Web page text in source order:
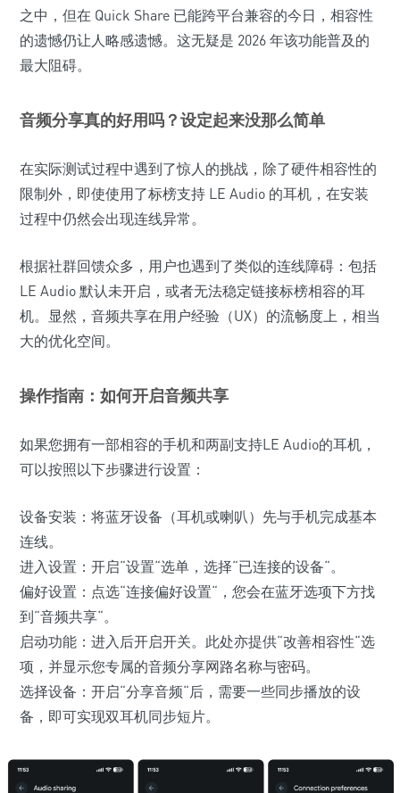
之中，但在 Quick Share 已能跨平台兼容的今日，相容性
的遗憾仍让人略感遗憾。这无疑是 2026 年该功能普及的
最大阻碍。
音频分享真的好用吗？设定起来没那么简单
在实际测试过程中遇到了惊人的挑战，除了硬件相容性的
限制外，即使使用了标榜支持 LE Audio 的耳机，在安装
过程中仍然会出现连线异常。
根据社群回馈众多，用户也遇到了类似的连线障碍：包括
LE Audio 默认未开启，或者无法稳定链接标榜相容的耳
机。显然，音频共享在用户经验（UX）的流畅度上，相当
大的优化空间。
操作指南：如何开启音频共享
如果您拥有一部相容的手机和两副支持LE Audio的耳机，
可以按照以下步骤进行设置：
设备安装：将蓝牙设备（耳机或喇叭）先与手机完成基本
连线。
进入设置：开启“设置“选单，选择“已连接的设备“。
偏好设置：点选“连接偏好设置“，您会在蓝牙选项下方找
到“音频共享“。
启动功能：进入后开启开关。此处亦提供“改善相容性“选
项，并显示您专属的音频分享网路名称与密码。
选择设备：开启“分享音频“后，需要一些同步播放的设
备，即可实现双耳机同步短片。